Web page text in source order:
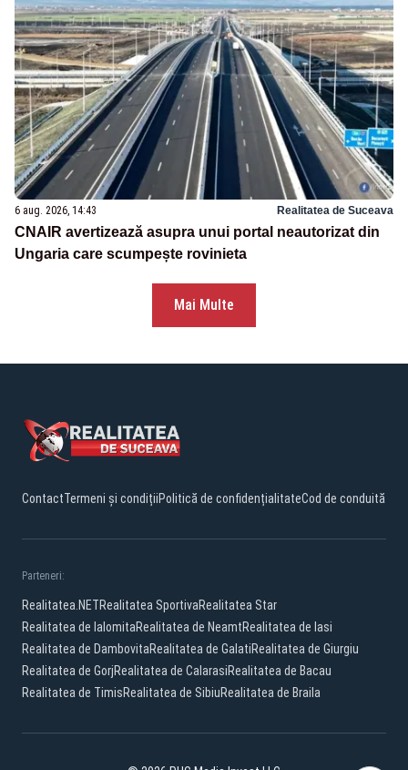
6 aug. 2026, 14:43 Realitatea de Suceava
CNAIR avertizează asupra unui portal neautorizat din
Ungaria care scumpește rovinieta
Mai Multe
ContactTermeni și condițiiPolitică de confidențialitateCod de conduită
Parteneri:
Realitatea.NETRealitatea SportivaRealitatea Star
Realitatea de IalomitaRealitatea de NeamtRealitatea de Iasi
Realitatea de DambovitaRealitatea de GalatiRealitatea de Giurgiu
Realitatea de GorjRealitatea de CalarasiRealitatea de Bacau
Realitatea de TimisRealitatea de SibiuRealitatea de Braila